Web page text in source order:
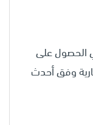
على
وفق أحدث